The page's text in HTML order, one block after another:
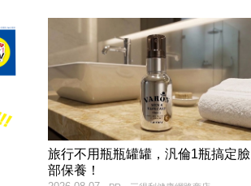
旅行不用瓶瓶罐罐，汎倫1瓶搞定臉
部保養！